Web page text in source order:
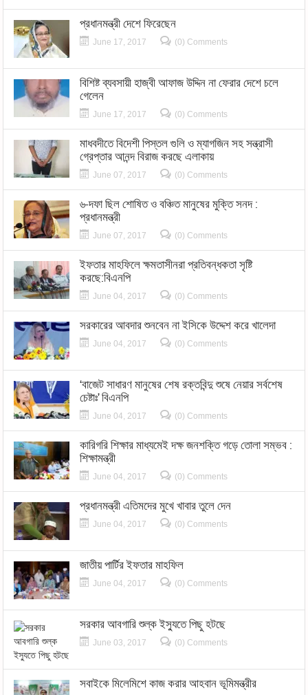
প্রধানমন্ত্রী দেশে ফিরেছেন
June 17, 2017 (0) Comments
বিশিষ্ট ব্যবসায়ী হাজ্বী আফাজ উদ্দিন না ফেরার দেশে চলে
গেলেন
June 17, 2017 (0) Comments
মাধবদীতে বিদেশী পিস্তল গুলি ও ম্যাগজিন সহ সন্ত্রাসী
গ্রেপ্তার আনন্দ বিরাজ করছে এলাকায়
June 07, 2017 (0) Comments
৬-দফা ছিল শোষিত ও বঞ্চিত মানুষের মুক্তি সনদ :
প্রধানমন্ত্রী
June 07, 2017 (0) Comments
ইফতার মাহফিলে ক্ষমতাসীনরা প্রতিবন্ধকতা সৃষ্টি
করছে:বিএনপি
June 04, 2017 (0) Comments
সরকারের আবদার শুনবেন না ইসিকে উদ্দেশ করে খালেদা
June 04, 2017 (0) Comments
‘বাজেট সাধারণ মানুষের শেষ রক্তবিন্দু শুষে নেয়ার সর্বশেষ
চেষ্টাঃ’ বিএনপি
June 04, 2017 (0) Comments
কারিগরি শিক্ষার মাধ্যমেই দক্ষ জনশক্তি গড়ে তোলা সম্ভব :
শিক্ষামন্ত্রী
June 04, 2017 (0) Comments
প্রধানমন্ত্রী এতিমদের মুখে খাবার তুলে দেন
June 04, 2017 (0) Comments
জাতীয় পার্টির ইফতার মাহফিল
June 04, 2017 (0) Comments
সরকার আবগারি শুল্ক ইস্যুতে পিছু হটছে
June 03, 2017 (0) Comments
সবাইকে মিলেমিশে কাজ করার আহবান ভূমিমন্ত্রীর